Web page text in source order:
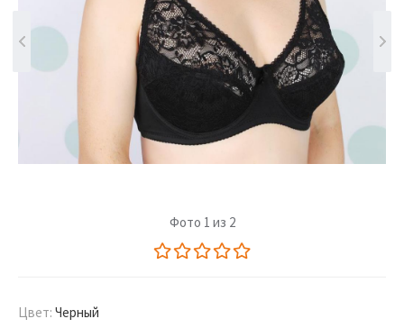
Фото 1 из 2
Цвет: Черный